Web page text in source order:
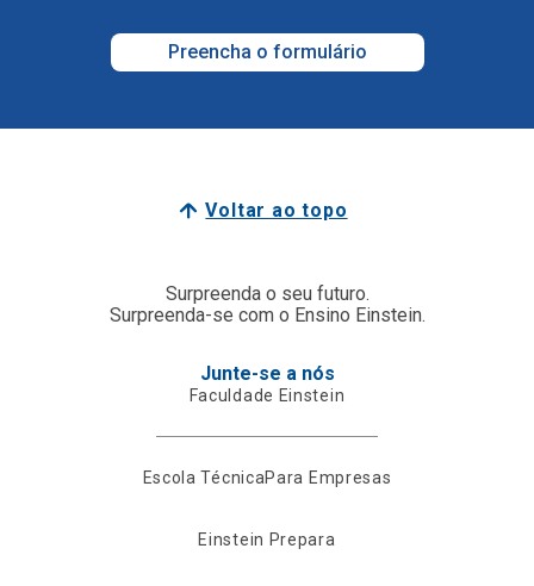
Preencha o formulário
Voltar ao topo
Surpreenda o seu futuro.
Surpreenda-se com o Ensino Einstein.
Junte-se a nós
Faculdade Einstein
Escola TécnicaPara Empresas
Einstein Prepara